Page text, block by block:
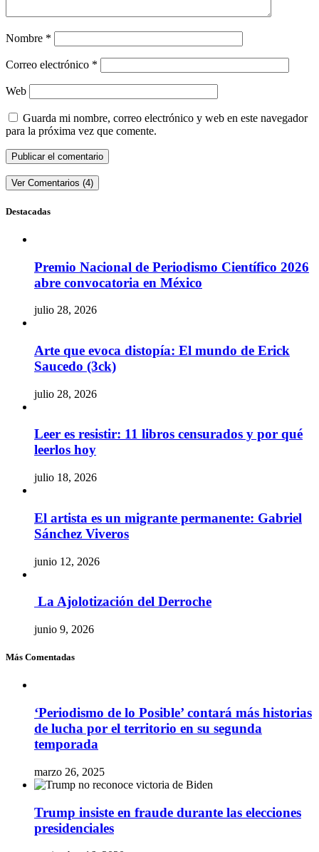
Nombre *
Correo electrónico *
Web
Guarda mi nombre, correo electrónico y web en este navegador
para la próxima vez que comente.
Ver Comentarios (4)
Destacadas
Premio Nacional de Periodismo Científico 2026
abre convocatoria en México
julio 28, 2026
Arte que evoca distopía: El mundo de Erick
Saucedo (3ck)
julio 28, 2026
Leer es resistir: 11 libros censurados y por qué
leerlos hoy
julio 18, 2026
El artista es un migrante permanente: Gabriel
Sánchez Viveros
junio 12, 2026
La Ajolotización del Derroche
junio 9, 2026
Más Comentadas
‘Periodismo de lo Posible’ contará más historias
de lucha por el territorio en su segunda
temporada
marzo 26, 2025
Trump insiste en fraude durante las elecciones
presidenciales